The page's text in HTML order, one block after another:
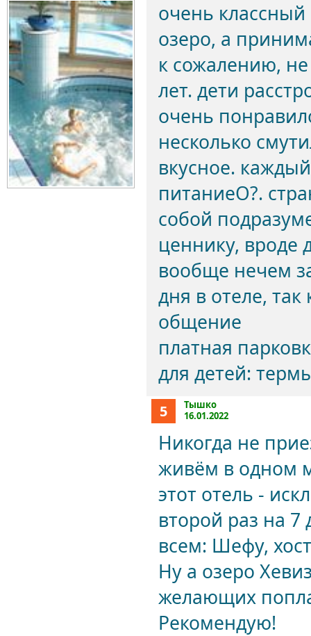
очень
озеро, а
к сожалению,
лет. дети
очень
несколько
вкусное.
питаниеO?.
собой
ценнику, вроде
вообще нечем
дня в отеле,
общение
платная
для детей:
5
Тышко
16.01.2022
Никогда не
живём в одном
этот отель -
второй раз на
всем: Шефу,
Ну а озеро
желающих
Рекомендую!